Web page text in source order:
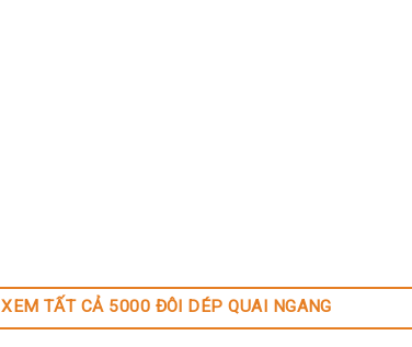
XEM TẤT CẢ 5000 ĐÔI DÉP QUAI NGANG